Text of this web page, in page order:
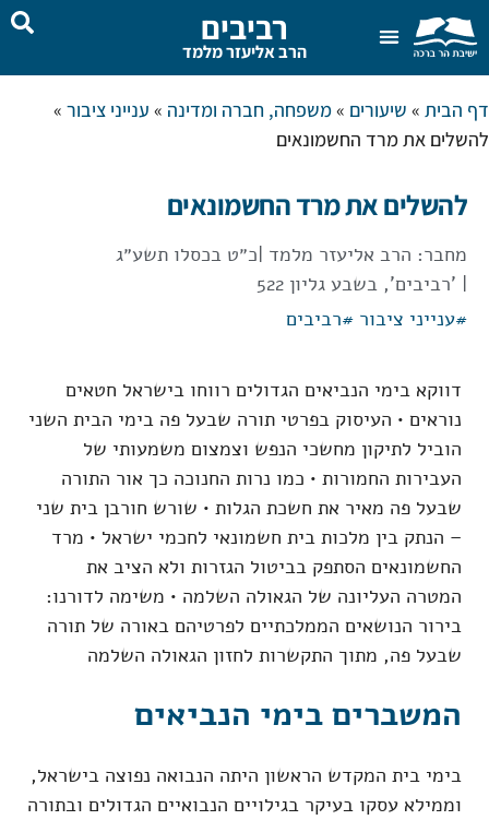
רביבים
הרב אליעזר מלמד
דף הבית » שיעורים »משפחה, חברה ומדינה » ענייני ציבור »
להשלים את מרד החשמונאים
להשלים את מרד החשמונאים
מחבר: הרב אליעזר מלמד |כ״ט בכסלו תשע״ג
| 'רביבים', בשבע גליון 522
#ענייני ציבור #רביבים
דווקא בימי הנביאים הגדולים רווחו בישראל חטאים
נוראים • העיסוק בפרטי תורה שבעל פה בימי הבית השני
הוביל לתיקון מחשכי הנפש וצמצום משמעותי של
העבירות החמורות • כמו נרות החנוכה כך אור התורה
שבעל פה מאיר את חשכת הגלות • שורש חורבן בית שני
– הנתק בין מלכות בית חשמונאי לחכמי ישראל • מרד
החשמונאים הסתפק בביטול הגזרות ולא הציב את
המטרה העליונה של הגאולה השלמה • משימה לדורנו:
בירור הנושאים הממלכתיים לפרטיהם באורה של תורה
שבעל פה, מתוך התקשרות לחזון הגאולה השלמה
המשברים בימי הנביאים
בימי בית המקדש הראשון היתה הנבואה נפוצה בישראל,
וממילא עסקו בעיקר בגילויים הנבואיים הגדולים ובתורה